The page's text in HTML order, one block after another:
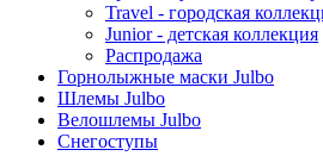
Travel - городская
Junior - детская коллекция
Распродажа
Горнолыжные маски Julbo
Шлемы Julbo
Велошлемы Julbo
Снегоступы